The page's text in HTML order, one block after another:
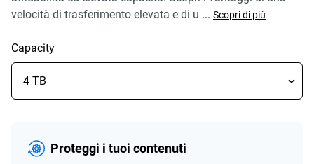
velocità di trasferimento elevata e di u ... Scopri di più
Capacity
Proteggi i tuoi contenuti